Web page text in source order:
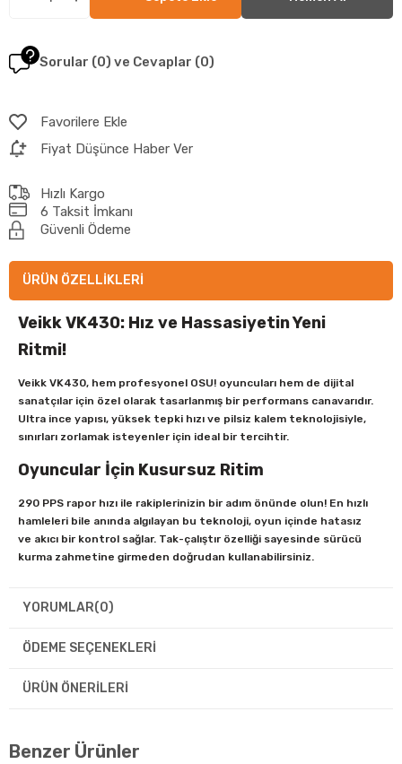
Sorular (0) ve Cevaplar (0)
Favorilere Ekle
Fiyat Düşünce Haber Ver
Hızlı Kargo
6 Taksit İmkanı
Güvenli Ödeme
ÜRÜN ÖZELLIKLERI
Veikk VK430: Hız ve Hassasiyetin Yeni
Ritmi!
Veikk VK430, hem profesyonel OSU! oyuncuları hem de dijital
sanatçılar için özel olarak tasarlanmış bir performans canavarıdır.
Ultra ince yapısı, yüksek tepki hızı ve pilsiz kalem teknolojisiyle,
sınırları zorlamak isteyenler için ideal bir tercihtir.
Oyuncular İçin Kusursuz Ritim
290 PPS rapor hızı ile rakiplerinizin bir adım önünde olun! En hızlı
hamleleri bile anında algılayan bu teknoloji, oyun içinde hatasız
ve akıcı bir kontrol sağlar. Tak-çalıştır özelliği sayesinde sürücü
kurma zahmetine girmeden doğrudan kullanabilirsiniz.
dokunuşları bile dijital ortama mükemmel şekilde aktarın. P05
Sadece 2 mm kalınlığı ve 82,5 g ağırlığı ile VK430, son derece
taşınabilir bir grafik tablettir. 4x3 inç aktif alanı sayesinde
YORUMLAR(0)
ÖDEME SEÇENEKLERI
ÜRÜN ÖNERILERI
Benzer Ürünler